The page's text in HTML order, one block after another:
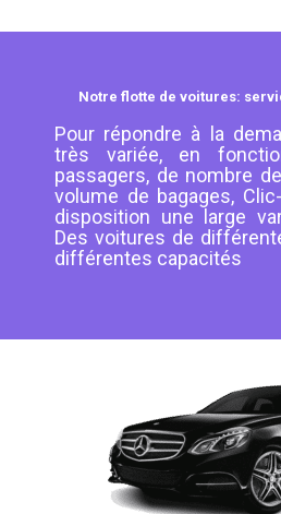
Notre flotte de voitures:
Pour répondre à la
très variée, en
passagers, de nombre
volume de bagages,
disposition une large
Des voitures de
différentes capacités